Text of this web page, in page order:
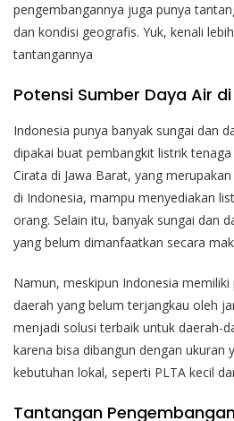
pengembangannya juga punya
dan kondisi geografis. Yuk, kenali
tantangannya
Potensi Sumber Daya Air
Indonesia punya banyak sungai dan
dipakai buat pembangkit listrik
Cirata di Jawa Barat, yang
di Indonesia, mampu menyediakan
orang. Selain itu, banyak sungai dan
yang belum dimanfaatkan secara
Namun, meskipun Indonesia
daerah yang belum terjangkau oleh
menjadi solusi terbaik untuk daerah-
karena bisa dibangun dengan ukuran
kebutuhan lokal, seperti PLTA kecil
Tantangan